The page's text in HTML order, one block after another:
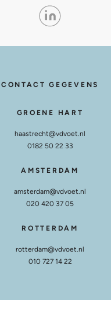
CONTACT GEGEVENS
GROENE HART
haastrecht@vdvoet.nl
0182 50 22 33
AMSTERDAM
amsterdam@vdvoet.nl
020 420 37 05
ROTTERDAM
rotterdam@vdvoet.nl
010 727 14 22